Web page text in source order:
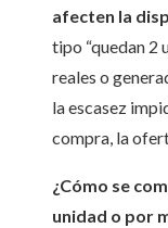
afecten la
tipo “quedan 2
reales o
la escasez
compra, la
¿Cómo se
unidad o por